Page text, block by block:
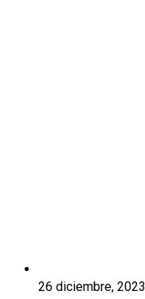
26 diciembre, 2023